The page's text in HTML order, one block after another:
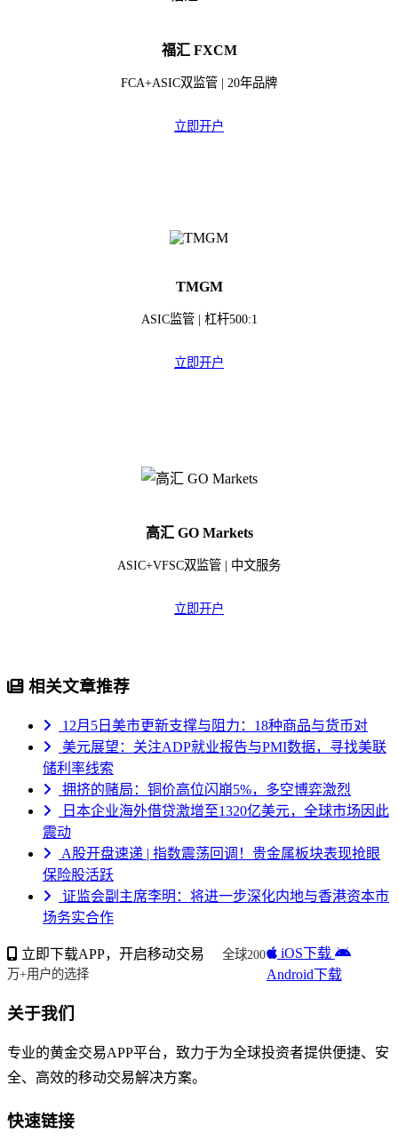
福汇 FXCM
FCA+ASIC双监管 | 20年品牌
立即开户
TMGM
ASIC监管 | 杠杆500:1
立即开户
高汇 GO Markets
ASIC+VFSC双监管 | 中文服务
立即开户
相关文章推荐
12月5日美市更新支撑与阻力：18种商品与货币对
美元展望：关注ADP就业报告与PMI数据，寻找美联
储利率线索
拥挤的赌局：铜价高位闪崩5%，多空博弈激烈
日本企业海外借贷激增至1320亿美元，全球市场因此
震动
A股开盘速递 | 指数震荡回调！贵金属板块表现抢眼
保险股活跃
证监会副主席李明：将进一步深化内地与香港资本市
场务实合作
立即下载APP，开启移动交易
全球200
万+用户的选择
iOS下载
Android下载
关于我们
专业的黄金交易APP平台，致力于为全球投资者提供便捷、安
全、高效的移动交易解决方案。
快速链接